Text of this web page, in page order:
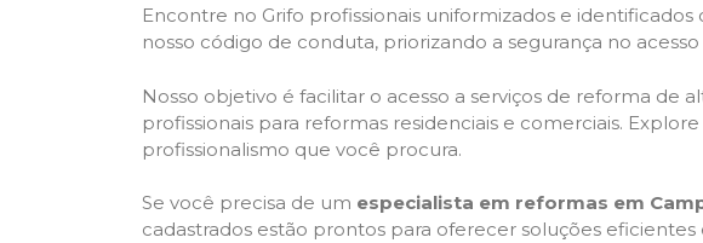
Encontre no Grifo profissionais uniformizados e
nosso código de conduta, priorizando a segurança no acesso
Nosso objetivo é facilitar o acesso a serviços de reforma
profissionais para reformas residenciais e comerciais.
profissionalismo que você procura.
Se você precisa de um especialista em reformas em
cadastrados estão prontos para oferecer soluções eficientes